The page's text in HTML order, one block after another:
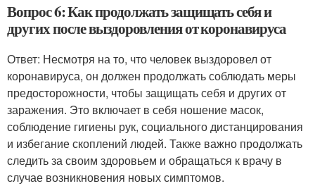
Вопрос 6: Как продолжать защищать себя и
других после выздоровления от коронавируса
Ответ: Несмотря на то, что человек выздоровел от
коронавируса, он должен продолжать соблюдать меры
предосторожности, чтобы защищать себя и других от
заражения. Это включает в себя ношение масок,
соблюдение гигиены рук, социального дистанцирования
и избегание скоплений людей. Также важно продолжать
следить за своим здоровьем и обращаться к врачу в
случае возникновения новых симптомов.